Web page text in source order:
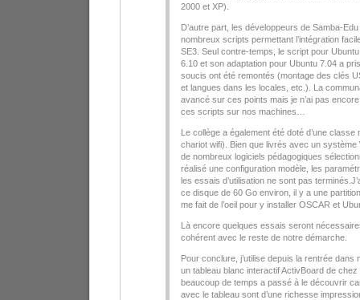
2000 et XP).
D’autre part, les développeurs de Samba-
nombreux scripts permettant l’intégration
SE3. Seul contre-temps, le script pour
6.10 et son adaptation pour Ubuntu 7.04 a
soucis ont été remontés (montage des clés
et langues dans les locales, etc.). La
avancé sur ces points mais je n’ai pas
ces scripts sur nos machines…
Le collège a également été doté d’une
chariot wifi). Bien que livrés avec un système
de nombreux logiciels pédagogiques
réalisé une configuration modèle, les
les essais d’utilisation ne sont pas
ce disque de 60 Go environ, il y a une
me fait de l’oeil pour y installer OSCAR et
Là encore quelques essais seront
cohérent avec le reste de notre démarche.
Pour conclure, j’utilise depuis la rentrée
un tableau blanc interactif ActivBoard de
beaucoup de temps a passé à le découvrir
avec le tableau sont d’une richesse